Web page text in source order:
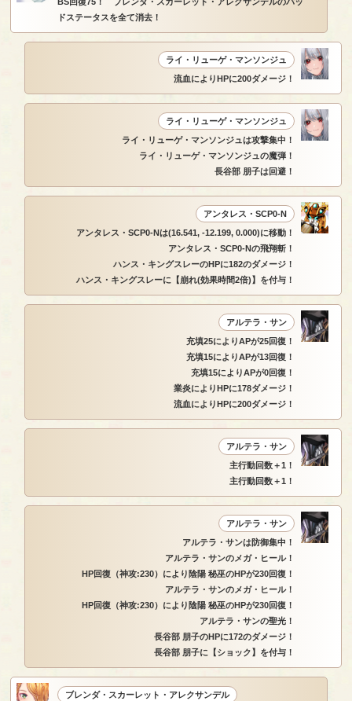
ドステータスを全て消去！
ライ・リューゲ・マンソンジュ
流血によりHPに200ダメージ！
ライ・リューゲ・マンソンジュ
ライ・リューゲ・マンソンジュは攻撃集中！
ライ・リューゲ・マンソンジュの魔弾！
長谷部 朋子は回避！
アンタレス・SCP0-N
アンタレス・SCP0-Nは(16.541, -12.199, 0.000)に移動！
アンタレス・SCP0-Nの飛翔斬！
ハンス・キングスレーのHPに182のダメージ！
ハンス・キングスレーに【崩れ(効果時間2倍)】を付与！
アルテラ・サン
充填25によりAPが25回復！
充填15によりAPが13回復！
充填15によりAPが0回復！
業炎によりHPに178ダメージ！
流血によりHPに200ダメージ！
アルテラ・サン
主行動回数＋1！
主行動回数＋1！
アルテラ・サン
アルテラ・サンは防御集中！
アルテラ・サンのメガ・ヒール！
HP回復（神攻:230）により陰陽 秘巫のHPが230回復！
アルテラ・サンのメガ・ヒール！
HP回復（神攻:230）により陰陽 秘巫のHPが230回復！
アルテラ・サンの聖光！
長谷部 朋子のHPに172のダメージ！
長谷部 朋子に【ショック】を付与！
ブレンダ・スカーレット・アレクサンデル